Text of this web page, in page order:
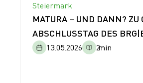
Steiermark
MATURA – UND DANN? ZU
ABSCHLUSSTAG DES
13.05.2026 2min